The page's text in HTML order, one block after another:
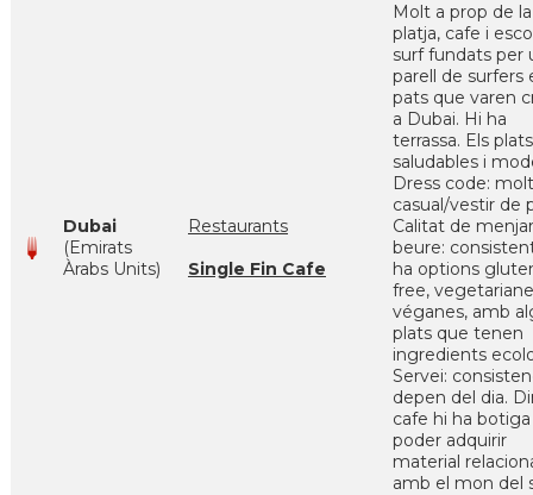
Dubai
(Emirats
Àrabs Units)
Restaurants
Single Fin Cafe
Molt a prop de la
platja, cafe i
surf fundats per
parell de surfers
pats que varen
a Dubai. Hi ha
terrassa. Els
saludables i
Dress code: molt
casual/vestir de
Calitat de
beure:
ha options
free,
véganes, amb
plats que tenen
ingredients
Servei:
depen del dia.
cafe hi ha
poder adquirir
material
amb el mon del